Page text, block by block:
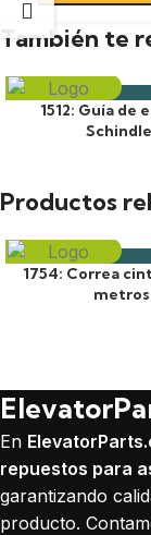
También te
1512: Guía de
Productos
1754: Correa
metros
En
repuestos para
garantizando
producto.